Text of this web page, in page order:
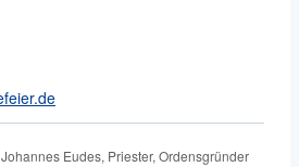
Eudes, Priester, Ordensgründer